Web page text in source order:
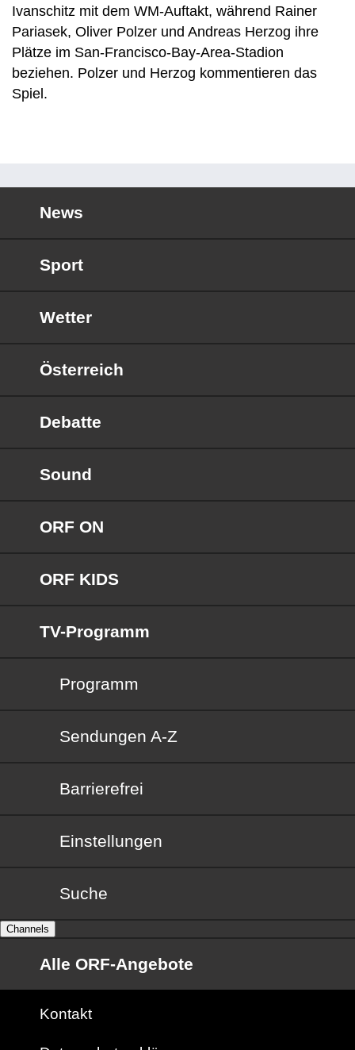
Ivanschitz mit dem WM-Auftakt, während Rainer
Pariasek, Oliver Polzer und Andreas Herzog ihre
Plätze im San-Francisco-Bay-Area-Stadion
beziehen. Polzer und Herzog kommentieren das
Spiel.
News
Sport
Wetter
Österreich
Debatte
Sound
ORF ON
ORF KIDS
TV-Programm
Programm
Sendungen von A bis Z
Sendungen A-Z
Barrierefrei
Barrierefrei
Einstellungen
Suche
Channels
Alle ORF-Angebote
Kontakt